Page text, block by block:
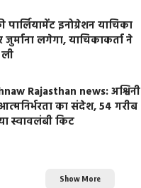
पार्लियामेंट इनोग्रेशन याचिका
लगेगा, याचिकाकर्ता ने
Rajasthan news: अश्विनी
का संदेश, 54 गरीब
स्वावलंबी किट
Show More